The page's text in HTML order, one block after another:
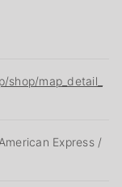
map_detail_
Express /